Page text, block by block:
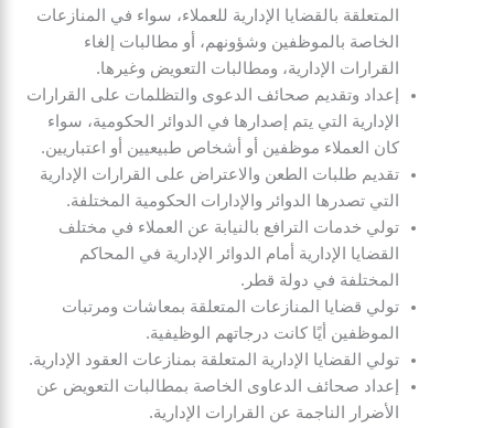
المتعلقة بالقضايا الإدارية للعملاء، سواء في المنازعات
الخاصة بالموظفين وشؤونهم، أو مطالبات إلغاء
القرارات الإدارية، ومطالبات التعويض وغيرها.
إعداد وتقديم صحائف الدعوى والتظلمات على القرارات
الإدارية التي يتم إصدارها في الدوائر الحكومية، سواء
كان العملاء موظفين أو أشخاص طبيعيين أو اعتباريين.
تقديم طلبات الطعن والاعتراض على القرارات الإدارية
التي تصدرها الدوائر والإدارات الحكومية المختلفة.
تولي خدمات الترافع بالنيابة عن العملاء في مختلف
القضايا الإدارية أمام الدوائر الإدارية في المحاكم
المختلفة في دولة قطر.
تولي قضايا المنازعات المتعلقة بمعاشات ومرتبات
الموظفين أيًا كانت درجاتهم الوظيفية.
تولي القضايا الإدارية المتعلقة بمنازعات العقود الإدارية.
إعداد صحائف الدعاوى الخاصة بمطالبات التعويض عن
الأضرار الناجمة عن القرارات الإدارية.